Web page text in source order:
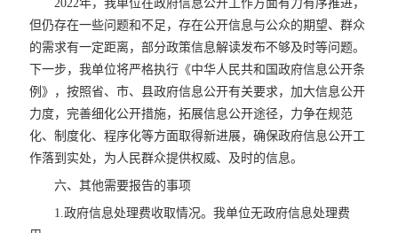
2022年，我单位在政府信息公开工作方面有力有序推进，
但仍存在一些问题和不足，存在公开信息与公众的期望、群众
的需求有一定距离，部分政策信息解读发布不够及时等问题。
下一步，我单位将严格执行《中华人民共和国政府信息公开条
例》，按照省、市、县政府信息公开有关要求，加大信息公开
力度，完善细化公开措施，拓展信息公开途径，力争在规范
化、制度化、程序化等方面取得新进展，确保政府信息公开工
作落到实处，为人民群众提供权威、及时的信息。
六、其他需要报告的事项
1.政府信息处理费收取情况。我单位无政府信息处理费